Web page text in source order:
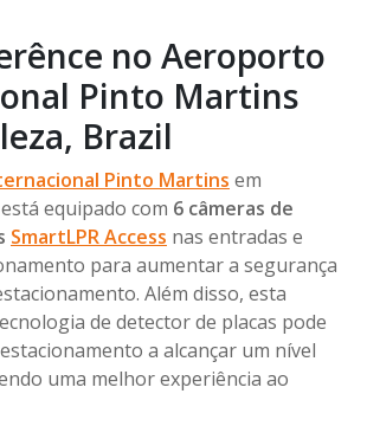
no Aeroporto
Pinto Martins
Brazil
Pinto Martins em
equipado com 6 câmeras de
SmartLPR Access nas entradas e
para aumentar a segurança
Além disso, esta
de detector de placas pode
a alcançar um nível
uma melhor experiência ao